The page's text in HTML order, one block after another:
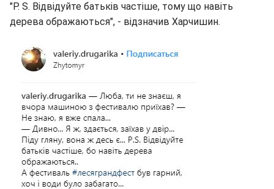
"P. S. Відвідуйте батьків частіше, тому що навіть
дерева ображаються", - відзначив Харчишин.